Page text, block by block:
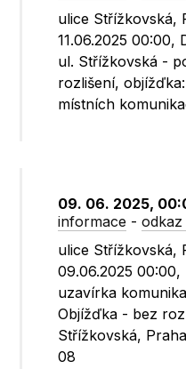
ulice Střížkovská,
11.06.2025 00:00,
ul. Střížkovská -
rozlišení,
místních
09. 06. 2025,
informace -
ulice Střížkovská,
09.06.2025 00:00,
uzavírka
Objížďka - bez
Střížkovská,
08